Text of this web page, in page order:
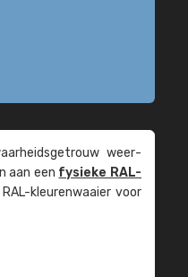
weer­
aan een fysieke RAL-
kleuren­waaier voor